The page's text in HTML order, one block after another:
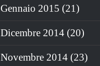
Gennaio 2015 (21)
Dicembre 2014 (20)
Novembre 2014 (23)